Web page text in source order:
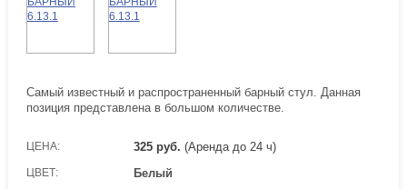
Самый известный и распространенный барный стул. Данная
позиция представлена в большом количестве.
ЦЕНА: 325 руб. (Аренда до 24 ч)
ЦВЕТ: Белый